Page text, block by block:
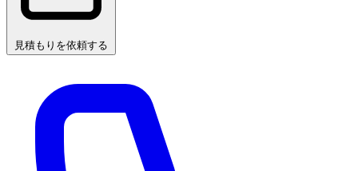
見積もりを依頼する